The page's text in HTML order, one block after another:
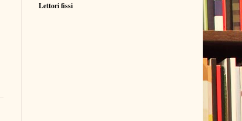
Lettori fissi